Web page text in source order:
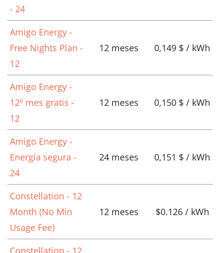
- 24
Amigo Energy -
Free Nights Plan -
12
12 meses 0,149 $ / kWh
Amigo Energy -
12º mes gratis -
12
12 meses 0,150 $ / kWh
Amigo Energy -
Energía segura -
24
24 meses 0,151 $ / kWh
Constellation - 12
Month (No Min
Usage Fee)
12 meses $0.126 / kWh
Constellation - 12